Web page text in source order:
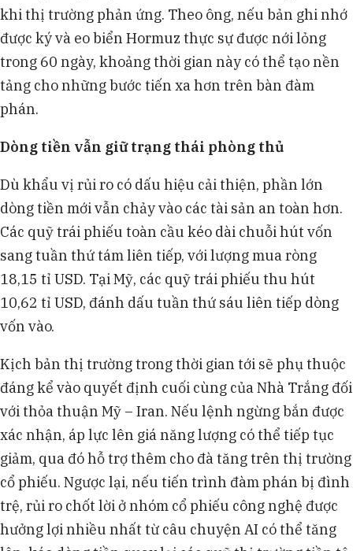
khi thị trường phản ứng. Theo ông, nếu bản ghi nhớ
được ký và eo biển Hormuz thực sự được nới lỏng
trong 60 ngày, khoảng thời gian này có thể tạo nền
tảng cho những bước tiến xa hơn trên bàn đàm
phán.
Dòng tiền vẫn giữ trạng thái phòng thủ
Dù khẩu vị rủi ro có dấu hiệu cải thiện, phần lớn
dòng tiền mới vẫn chảy vào các tài sản an toàn hơn.
Các quỹ trái phiếu toàn cầu kéo dài chuỗi hút vốn
sang tuần thứ tám liên tiếp, với lượng mua ròng
18,15 tỉ USD. Tại Mỹ, các quỹ trái phiếu thu hút
10,62 tỉ USD, đánh dấu tuần thứ sáu liên tiếp dòng
vốn vào.
Kịch bản thị trường trong thời gian tới sẽ phụ thuộc
đáng kể vào quyết định cuối cùng của Nhà Trắng đối
với thỏa thuận Mỹ – Iran. Nếu lệnh ngừng bắn được
xác nhận, áp lực lên giá năng lượng có thể tiếp tục
giảm, qua đó hỗ trợ thêm cho đà tăng trên thị trường
cổ phiếu. Ngược lại, nếu tiến trình đàm phán bị đình
trệ, rủi ro chốt lời ở nhóm cổ phiếu công nghệ được
hưởng lợi nhiều nhất từ câu chuyện AI có thể tăng